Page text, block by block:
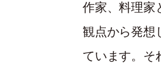
作家、料理家
観点から発想
ています。そ